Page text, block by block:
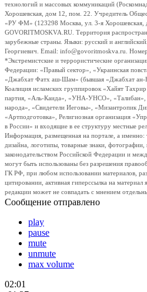
технологий и массовых коммуникаций
Хорошевская, дом 12, пом. 22. Учредитель
«РУ ФМ» (123298 Москва, ул. 3-я Хорошевская,
GOVORITMOSKVA.RU. Территория
зарубежные страны. Языки: русский и
Георгиевич. Email: info@govoritmoskva.ru.
*Экстремистские и террористические
Федерации: «Правый сектор», «Украинская
«Джабхат Фатх аш-Шам» (бывшая «Джабхат ан-
Коалиция исламских группировок «Хайят
партия, «Аль-Каида», «УНА-УНСО», «Талибан»,
народа», «Свидетели Иеговы», «Мизантропик
«Артподготовка», Религиозная организация
в России» и входящие в ее структуру местные
Информация, размещенная на портале, а именно:
дизайна, логотипы, товарные знаки,
законодательством Российской Федерации и
могут быть использованы без разрешения
ГК РФ, при любом использовании материалов,
цитировании, активная гиперссылка на материал
редакции может не совпадать с мнением
Сообщение отправлено
play
pause
mute
unmute
max volume
02:01